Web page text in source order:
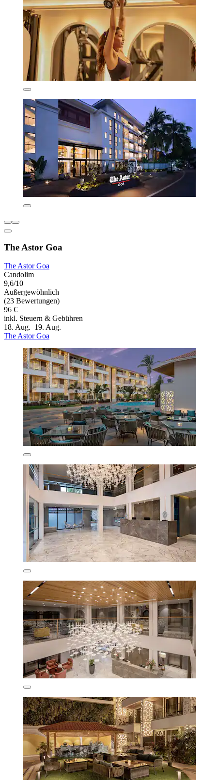
The Astor Goa
The Astor Goa
Candolim
9,6/10
Außergewöhnlich
(23 Bewertungen)
96 €
inkl. Steuern & Gebühren
18. Aug.–19. Aug.
The Astor Goa